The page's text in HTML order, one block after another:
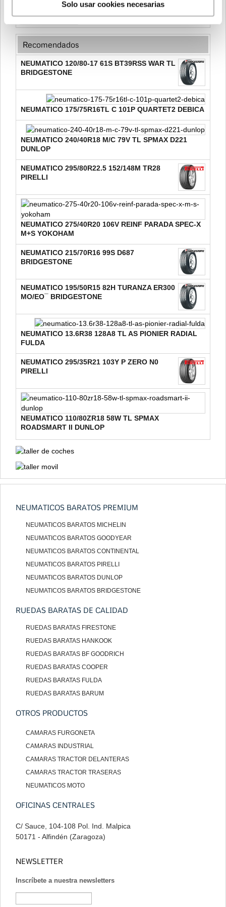
Solo usar cookies necesarias
Velocidad
Recomendados
NEUMATICO 120/80-17 61S BT39RSS WAR TL
BRIDGESTONE
NEUMATICO 175/75R16TL C 101P QUARTET2 DEBICA
NEUMATICO 240/40R18 M/C 79V TL SPMAX D221
DUNLOP
NEUMATICO 295/80R22.5 152/148M TR28
PIRELLI
NEUMATICO 275/40R20 106V REINF PARADA SPEC-X
M+S YOKOHAM
NEUMATICO 215/70R16 99S D687
BRIDGESTONE
NEUMATICO 195/50R15 82H TURANZA ER300
MO/EO¯ BRIDGESTONE
NEUMATICO 13.6R38 128A8 TL AS PIONIER RADIAL
FULDA
NEUMATICO 295/35R21 103Y P ZERO N0
PIRELLI
NEUMATICO 110/80ZR18 58W TL SPMAX
ROADSMART II DUNLOP
NEUMATICOS BARATOS PREMIUM
NEUMATICOS BARATOS MICHELIN
NEUMATICOS BARATOS GOODYEAR
NEUMATICOS BARATOS CONTINENTAL
NEUMATICOS BARATOS PIRELLI
NEUMATICOS BARATOS DUNLOP
NEUMATICOS BARATOS BRIDGESTONE
RUEDAS BARATAS DE CALIDAD
RUEDAS BARATAS FIRESTONE
RUEDAS BARATAS HANKOOK
RUEDAS BARATAS BF GOODRICH
RUEDAS BARATAS COOPER
RUEDAS BARATAS FULDA
RUEDAS BARATAS BARUM
OTROS PRODUCTOS
CAMARAS FURGONETA
CAMARAS INDUSTRIAL
CAMARAS TRACTOR DELANTERAS
CAMARAS TRACTOR TRASERAS
NEUMATICOS MOTO
OFICINAS CENTRALES
C/ Sauce, 104-108 Pol. Ind. Malpica
50171 - Alfindén (Zaragoza)
NEWSLETTER
Inscríbete a nuestra newsletters